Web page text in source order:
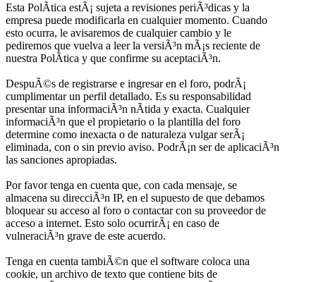
Esta PolÃ­tica estÃ¡ sujeta a revisiones periÃ³dicas y la
empresa puede modificarla en cualquier momento. Cuando
esto ocurra, le avisaremos de cualquier cambio y le
pediremos que vuelva a leer la versiÃ³n mÃ¡s reciente de
nuestra PolÃ­tica y que confirme su aceptaciÃ³n.
DespuÃ©s de registrarse e ingresar en el foro, podrÃ¡
cumplimentar un perfil detallado. Es su responsabilidad
presentar una informaciÃ³n nÃ­tida y exacta. Cualquier
informaciÃ³n que el propietario o la plantilla del foro
determine como inexacta o de naturaleza vulgar serÃ¡
eliminada, con o sin previo aviso. PodrÃ¡n ser de aplicaciÃ³n
las sanciones apropiadas.
Por favor tenga en cuenta que, con cada mensaje, se
almacena su direcciÃ³n IP, en el supuesto de que debamos
bloquear su acceso al foro o contactar con su proveedor de
acceso a internet. Esto solo ocurrirÃ¡ en caso de
vulneraciÃ³n grave de este acuerdo.
Tenga en cuenta tambiÃ©n que el software coloca una
cookie, un archivo de texto que contiene bits de